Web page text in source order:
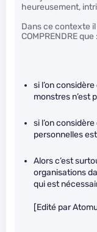
heureusement,
Dans ce contexte
COMPRENDRE que :
si l’on
monstres n’est
si l’on
personnelles
Alors c’est
organisations
qui est
[Edité par